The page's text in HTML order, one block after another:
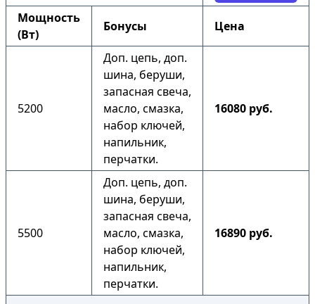
Мощность
(Вт)
Бонусы Цена
5200
Доп. цепь, доп.
шина, беруши,
запасная свеча,
масло, смазка,
набор ключей,
напильник,
перчатки.
16080 руб.
5500
Доп. цепь, доп.
шина, беруши,
запасная свеча,
масло, смазка,
набор ключей,
напильник,
перчатки.
16890 руб.